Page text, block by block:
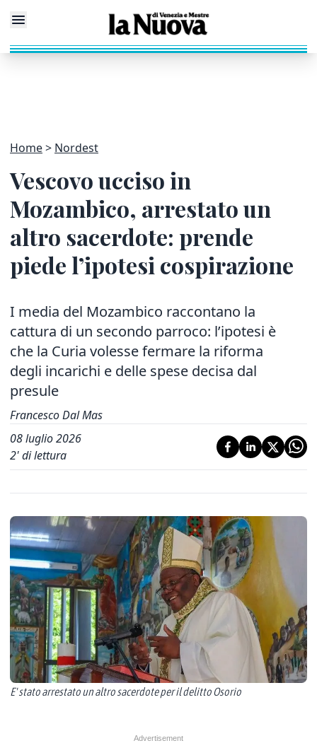
Home Nordest
Vescovo ucciso in
Mozambico, arrestato un
altro sacerdote: prende
piede l’ipotesi cospirazione
I media del Mozambico raccontano la
cattura di un secondo parroco: l’ipotesi è
che la Curia volesse fermare la riforma
degli incarichi e delle spese decisa dal
presule
Francesco Dal Mas
08 luglio 2026
2' di lettura
E' stato arrestato un altro sacerdote per il delitto Osorio